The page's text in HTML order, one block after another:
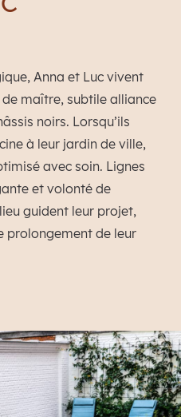
Anna et Luc vivent
maître, subtile alliance
noirs. Lorsqu’ils
à leur jardin de ville,
avec soin. Lignes
et volonté de
guident leur projet,
prolongement de leur